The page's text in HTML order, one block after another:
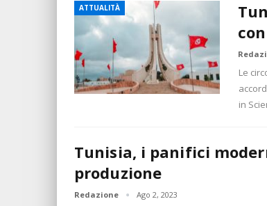
ATTUALITÀ
Le
in
Tunisia, i panifici
produzione
Redazione Ago 2, 2023